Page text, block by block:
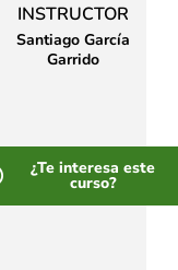
INSTRUCTOR
Santiago García
Garrido
¿Te interesa este
curso?